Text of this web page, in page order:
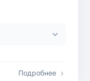
Подробнее